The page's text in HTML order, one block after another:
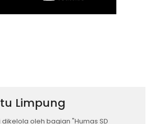
Limpung
oleh bagian "Humas SD